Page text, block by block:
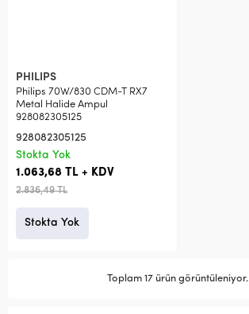
PHILIPS
Philips 70W/830 CDM-T RX7
Metal Halide Ampul
928082305125
928082305125
Stokta Yok
1.063,68 TL + KDV
2.836,49 TL
Stokta Yok
Toplam 17 ürün görüntüleniyor.